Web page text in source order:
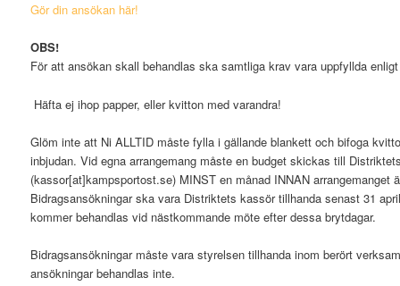
Gör din ansökan här!
OBS!
För att ansökan skall behandlas ska samtliga krav vara uppfyllda
Häfta ej ihop papper, eller kvitton med varandra!
Glöm inte att Ni ALLTID måste fylla i gällande blankett och bifoga
inbjudan. Vid egna arrangemang måste en budget skickas till
(kassor[at]kampsportost.se) MINST en månad INNAN arrangemanget
Bidragsansökningar ska vara Distriktets kassör tillhanda senast 31
kommer behandlas vid nästkommande möte efter dessa brytdagar.
Bidragsansökningar måste vara styrelsen tillhanda inom berört
ansökningar behandlas inte.